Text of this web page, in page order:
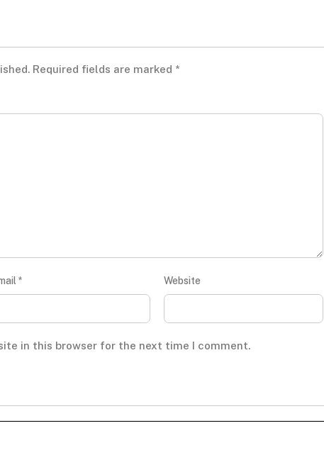
Required fields are marked *
* Website
in this browser for the next time I comment.